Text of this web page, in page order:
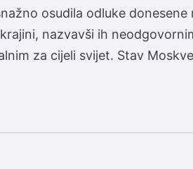
osudila odluke
nazvavši ih
za cijeli svijet. Stav